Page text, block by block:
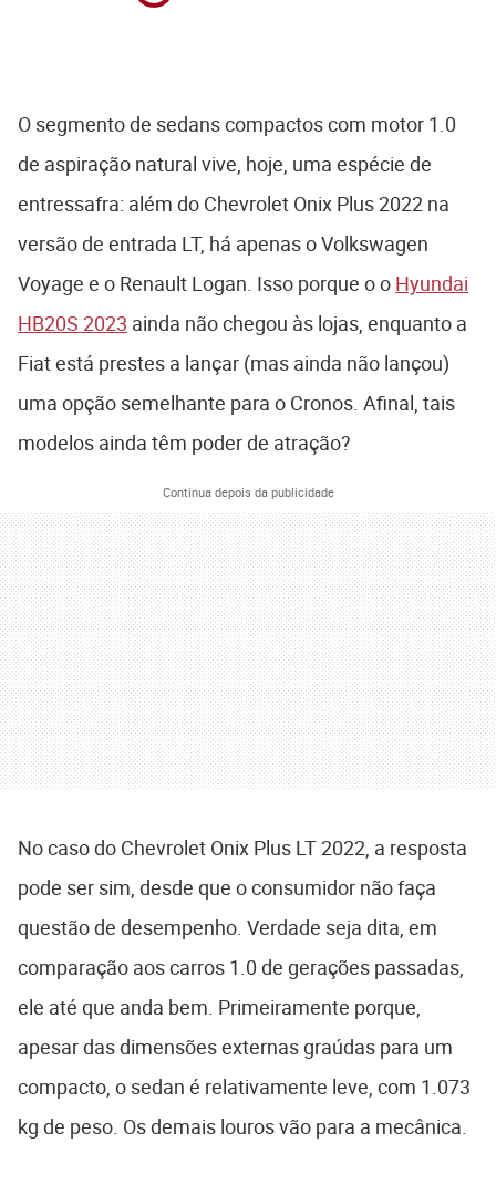
O segmento de sedans compactos com motor 1.0
de aspiração natural vive, hoje, uma espécie de
entressafra: além do Chevrolet Onix Plus 2022 na
versão de entrada LT, há apenas o Volkswagen
Voyage e o Renault Logan. Isso porque o o Hyundai
HB20S 2023 ainda não chegou às lojas, enquanto a
Fiat está prestes a lançar (mas ainda não lançou)
uma opção semelhante para o Cronos. Afinal, tais
modelos ainda têm poder de atração?
Continua depois da publicidade
No caso do Chevrolet Onix Plus LT 2022, a resposta
pode ser sim, desde que o consumidor não faça
questão de desempenho. Verdade seja dita, em
comparação aos carros 1.0 de gerações passadas,
ele até que anda bem. Primeiramente porque,
apesar das dimensões externas graúdas para um
compacto, o sedan é relativamente leve, com 1.073
kg de peso. Os demais louros vão para a mecânica.